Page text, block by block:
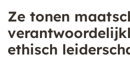
Ze tonen
ethisch